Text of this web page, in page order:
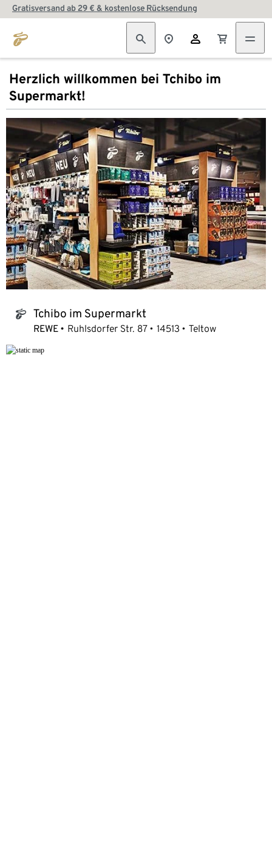
Gratisversand ab 29 € & kostenlose Rücksendung
Herzlich willkommen bei Tchibo im
Supermarkt!
tchibo_logo Tchibo im Supermarkt
REWE Ruhlsdorfer Str. 87 14513 Teltow